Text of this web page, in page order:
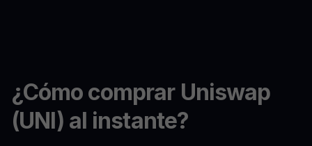
¿Cómo comprar Uniswap
(UNI) al instante?